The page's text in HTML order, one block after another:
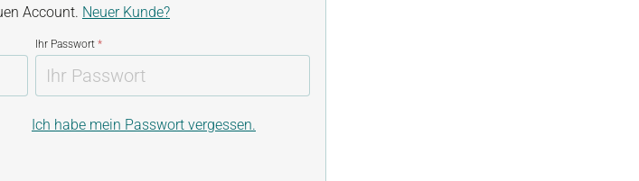
Account. Neuer Kunde?
Ihr Passwort *
Ich habe mein Passwort vergessen.